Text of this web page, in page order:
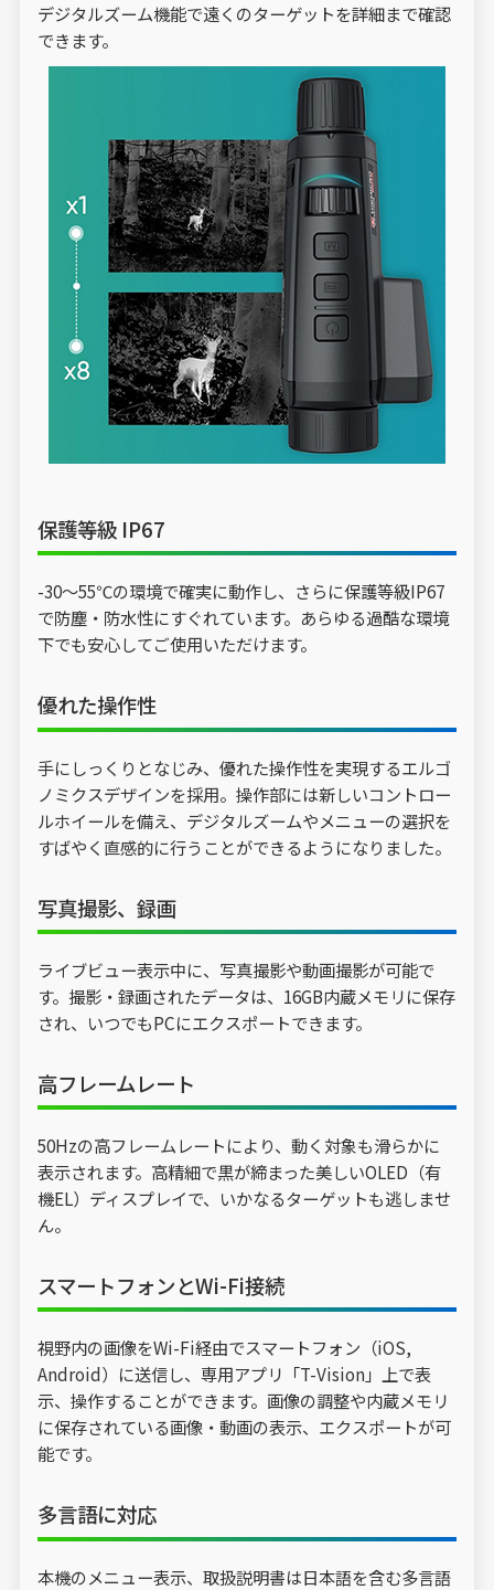
デジタルズーム機能で遠くのターゲットを詳細まで確認
できます。
保護等級 IP67
-30～55℃の環境で確実に動作し、さらに保護等級IP67
で防塵・防水性にすぐれています。あらゆる過酷な環境
下でも安心してご使用いただけます。
優れた操作性
手にしっくりとなじみ、優れた操作性を実現するエルゴ
ノミクスデザインを採用。操作部には新しいコントロー
ルホイールを備え、デジタルズームやメニューの選択を
すばやく直感的に行うことができるようになりました。
写真撮影、録画
ライブビュー表示中に、写真撮影や動画撮影が可能で
す。撮影・録画されたデータは、16GB内蔵メモリに保存
され、いつでもPCにエクスポートできます。
高フレームレート
50Hzの高フレームレートにより、動く対象も滑らかに
表示されます。高精細で黒が締まった美しいOLED（有
機EL）ディスプレイで、いかなるターゲットも逃しませ
ん。
スマートフォンとWi-Fi接続
視野内の画像をWi-Fi経由でスマートフォン（iOS,
Android）に送信し、専用アプリ「T-Vision」上で表
示、操作することができます。画像の調整や内蔵メモリ
に保存されている画像・動画の表示、エクスポートが可
能です。
多言語に対応
本機のメニュー表示、取扱説明書は日本語を含む多言語